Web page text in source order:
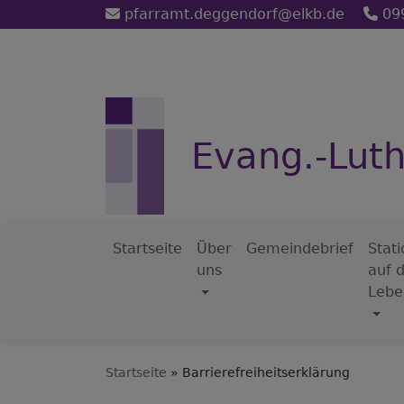
zum
pfarramt.deggendorf@elkb.de
Evang.-
Hauptnavigation
Startseite
Über
uns
Gemeindebrief
auf
Startseite Barrierefreiheitserklärung